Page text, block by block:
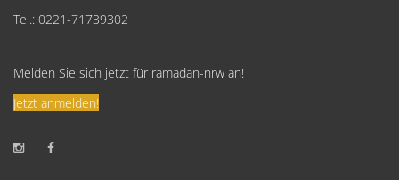
Tel.: 0221-71739302
Melden Sie sich jetzt für ramadan-nrw an!
Jetzt anmelden!